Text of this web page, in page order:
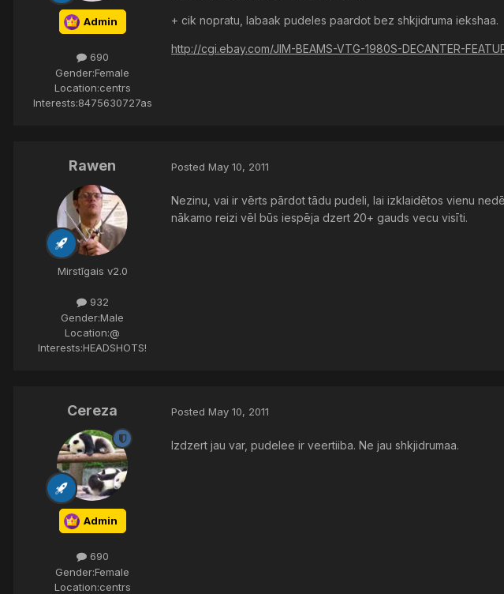
Admin
690
Gender:Female
Location:centrs
Interests:8475630727as
+ cik nopratu, labaak pudeles paardot bez shkjidruma iekshaa.
http://cgi.ebay.com/JIM-BEAMS-VTG-1980S-DECANTER-
Rawen
Mirstīgais v2.0
932
Gender:Male
Location:@
Interests:HEADSHOTS!
Posted May 10, 2011
Nezinu, vai ir vērts pārdot tādu pudeli, lai izklaidētos vienu
nākamo reizi vēl būs iespēja dzert 20+ gauds vecu visīti.
Cereza
Admin
690
Gender:Female
Location:centrs
Posted May 10, 2011
Izdzert jau var, pudelee ir veertiiba. Ne jau shkjidrumaa.